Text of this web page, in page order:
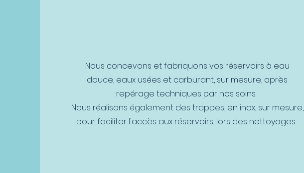
Nous concevons et fabriquons vos réservoirs à eau
douce, eaux usées et carburant, sur mesure, après
repérage techniques par nos soins.
Nous réalisons également des trappes, en inox, sur mesure,
pour faciliter l'accès aux réservoirs, lors des nettoyages.